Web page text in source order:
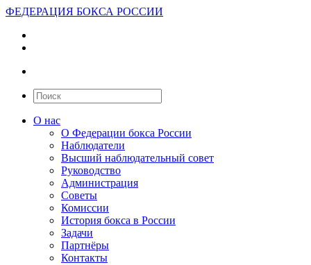
ФЕДЕРАЦИЯ БОКСА РОССИИ
О нас
О Федерации бокса России
Наблюдатели
Высший наблюдательный совет
Руководство
Администрация
Советы
Комиссии
История бокса в России
Задачи
Партнёры
Контакты